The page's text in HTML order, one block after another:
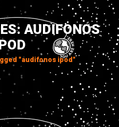
AUDIFONOS
"audifonos ipod"